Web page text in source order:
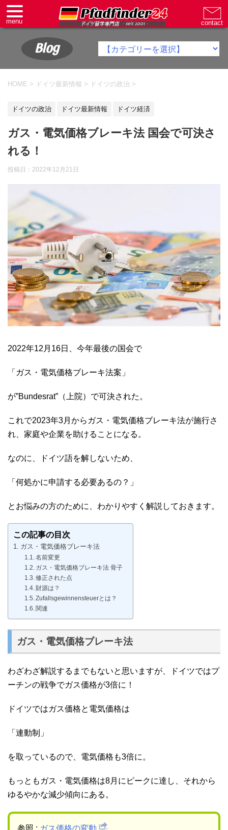
Blog
HOME > ドイツ最新情報 > ドイツの政治 >
ドイツの政治 ドイツ最新情報 ドイツ経済
ガス・電気価格ブレーキ法 国会で可決さ
れる！
投稿日： 2022年12月21日
2022年12月16日、今年最後の国会で
「ガス・電気価格ブレーキ法案」
が”Bundesrat”（上院）で可決された。
これで2023年3月からガス・電気価格ブレーキ法が施行さ
れ、家庭や企業を助けることになる。
なのに、ドイツ語を解しないため、
「何処かに申請する必要あるの？」
とお悩みの方のために、わかりやすく解説しておきます。
この記事の目次
ガス・電気価格ブレーキ法
名前変更
ガス・電気価格ブレーキ法 骨子
修正された点
財源は？
Zufallsgewinnensteuerとは？
関連
ガス・電気価格ブレーキ法
わざわざ解説するまでもないと思いますが、ドイツではプ
ーチンの戦争でガス価格が3倍に！
ドイツではガス価格と電気価格は
「連動制」
を取っているので、電気価格も3倍に。
もっともガス・電気価格は8月にピークに達し、それから
ゆるやかな減少傾向にある。
参照 : ガス価格の変動